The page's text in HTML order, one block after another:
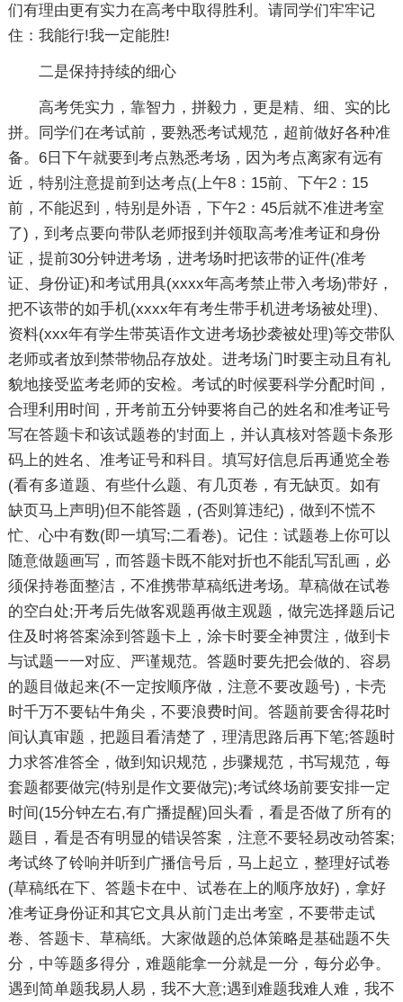
们有理由更有实力在高考中取得胜利。请同学们牢牢记
住：我能行!我一定能胜!
二是保持持续的细心
高考凭实力，靠智力，拼毅力，更是精、细、实的比
拼。同学们在考试前，要熟悉考试规范，超前做好各种准
备。6日下午就要到考点熟悉考场，因为考点离家有远有
近，特别注意提前到达考点(上午8：15前、下午2：15
前，不能迟到，特别是外语，下午2：45后就不准进考室
了)，到考点要向带队老师报到并领取高考准考证和身份
证，提前30分钟进考场，进考场时把该带的证件(准考
证、身份证)和考试用具(xxxx年高考禁止带入考场)带好，
把不该带的如手机(xxxx年有考生带手机进考场被处理)、
资料(xxx年有学生带英语作文进考场抄袭被处理)等交带队
老师或者放到禁带物品存放处。进考场门时要主动且有礼
貌地接受监考老师的安检。考试的时候要科学分配时间，
合理利用时间，开考前五分钟要将自己的姓名和准考证号
写在答题卡和该试题卷的'封面上，并认真核对答题卡条形
码上的姓名、准考证号和科目。填写好信息后再通览全卷
(看有多道题、有些什么题、有几页卷，有无缺页。如有
缺页马上声明)但不能答题，(否则算违纪)，做到不慌不
忙、心中有数(即一填写;二看卷)。记住：试题卷上你可以
随意做题画写，而答题卡既不能对折也不能乱写乱画，必
须保持卷面整洁，不准携带草稿纸进考场。草稿做在试卷
的空白处;开考后先做客观题再做主观题，做完选择题后记
住及时将答案涂到答题卡上，涂卡时要全神贯注，做到卡
与试题一一对应、严谨规范。答题时要先把会做的、容易
的题目做起来(不一定按顺序做，注意不要改题号)，卡壳
时千万不要钻牛角尖，不要浪费时间。答题前要舍得花时
间认真审题，把题目看清楚了，理清思路后再下笔;答题时
力求答准答全，做到知识规范，步骤规范，书写规范，每
套题都要做完(特别是作文要做完);考试终场前要安排一定
时间(15分钟左右,有广播提醒)回头看，看是否做了所有的
题目，看是否有明显的错误答案，注意不要轻易改动答案;
考试终了铃响并听到广播信号后，马上起立，整理好试卷
(草稿纸在下、答题卡在中、试卷在上的顺序放好)，拿好
准考证身份证和其它文具从前门走出考室，不要带走试
卷、答题卡、草稿纸。大家做题的总体策略是基础题不失
分，中等题多得分，难题能拿一分就是一分，每分必争。
遇到简单题我易人易，我不大意;遇到难题我难人难，我不